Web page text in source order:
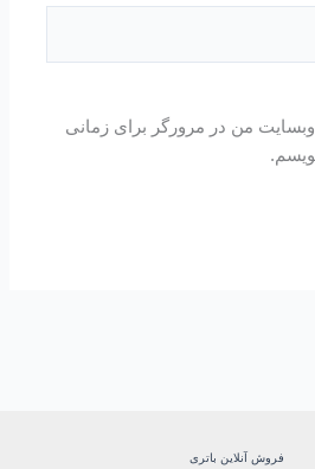
وبسایت من در مرورگر برای زمانی
فروش آنلاین باتری